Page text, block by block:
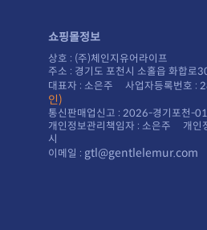
쇼핑몰정보
상호 : (주)체인지유어라이프
주소 : 경기도 포천시 소홀읍 화합로
대표자 : 소은주 사업자등록번호 :
인)
통신판매업신고 : 2026-경기포천-
시
이메일 : gtl@gentlelemur.com